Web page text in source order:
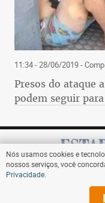
11:34 - 28/06/2019-
Presos do ataque
podem seguir
Nós usamos cookies e
nossos serviços, você
Privacidade